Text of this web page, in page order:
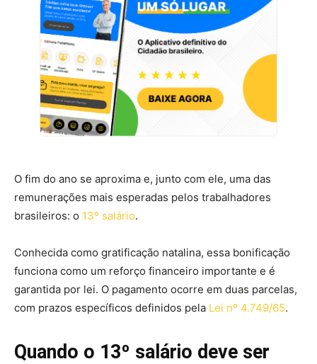
O fim do ano se aproxima e, junto com ele, uma das
remunerações mais esperadas pelos trabalhadores
brasileiros: o 13º salário.
Conhecida como gratificação natalina, essa bonificação
funciona como um reforço financeiro importante e é
garantida por lei. O pagamento ocorre em duas parcelas,
com prazos específicos definidos pela Lei nº 4.749/65.
Quando o 13º salário deve ser